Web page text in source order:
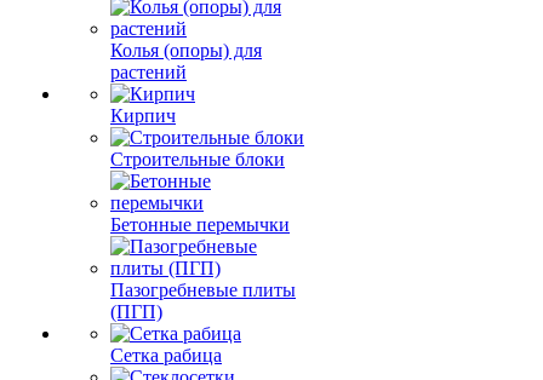
Колья (опоры) для
растений
Кирпич
Строительные блоки
Бетонные перемычки
Пазогребневые плиты
(ПГП)
Сетка рабица